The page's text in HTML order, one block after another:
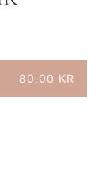
80,00 KR